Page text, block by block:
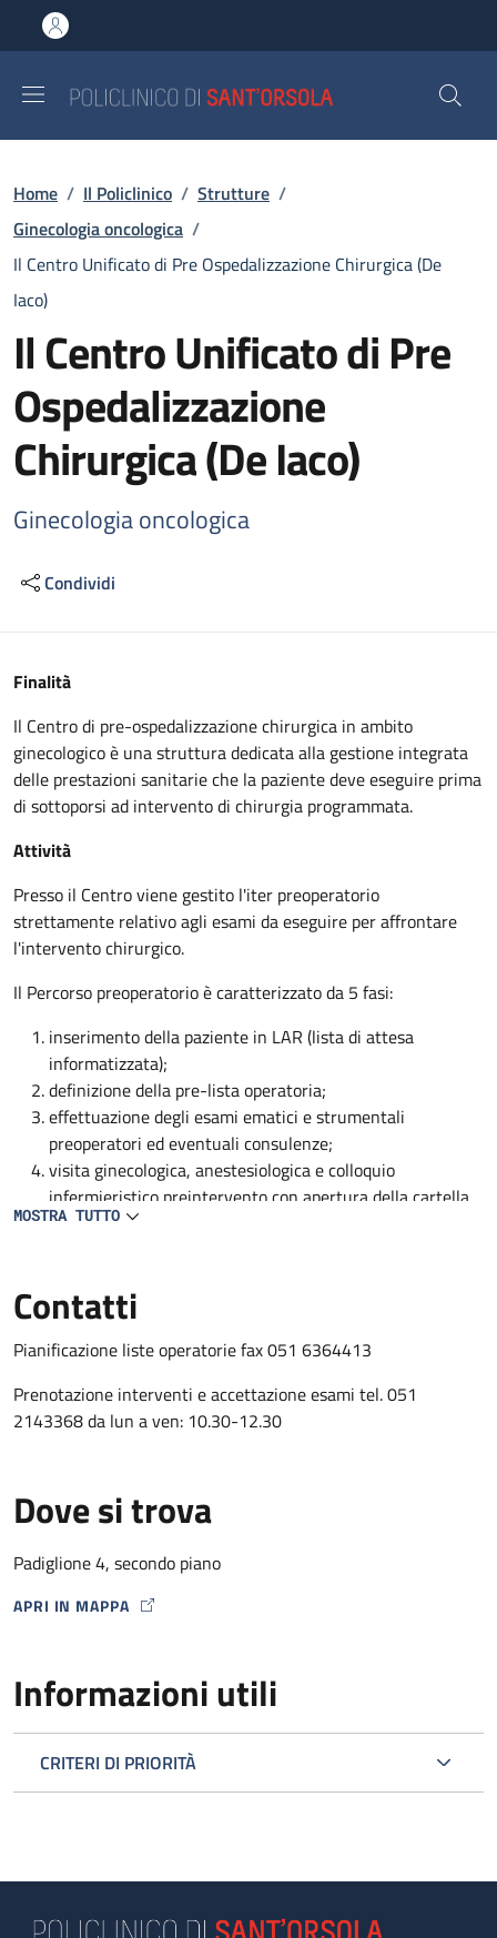
al contenuto principale
to footer content
Briciole di pane
Home / Il Policlinico / Strutture /
Ginecologia oncologica /
Il Centro Unificato di Pre Ospedalizzazione Chirurgica (De
Iaco)
Il Centro Unificato di Pre
Ospedalizzazione
Chirurgica (De Iaco)
Ginecologia oncologica
Condividi
Descrizione
Finalità
Il Centro di pre-ospedalizzazione chirurgica in ambito
ginecologico è una struttura dedicata alla gestione integrata
delle prestazioni sanitarie che la paziente deve eseguire prima
di sottoporsi ad intervento di chirurgia programmata.
Attività
Presso il Centro viene gestito l'iter preoperatorio
strettamente relativo agli esami da eseguire per affrontare
l'intervento chirurgico.
Il Percorso preoperatorio è caratterizzato da 5 fasi:
inserimento della paziente in LAR (lista di attesa
informatizzata);
definizione della pre-lista operatoria;
effettuazione degli esami ematici e strumentali
preoperatori ed eventuali consulenze;
visita ginecologica, anestesiologica e colloquio
infermieristico preintervento con apertura della cartella
clinica e infermieristica;
MOSTRA TUTTO
Contatti
Pianificazione liste operatorie fax 051 6364413
Prenotazione interventi e accettazione esami tel. 051
2143368 da lun a ven: 10.30-12.30
Dove si trova
Padiglione 4, secondo piano
APRI IN MAPPA
MAP ICON
Informazioni utili
CRITERI DI PRIORITÀ